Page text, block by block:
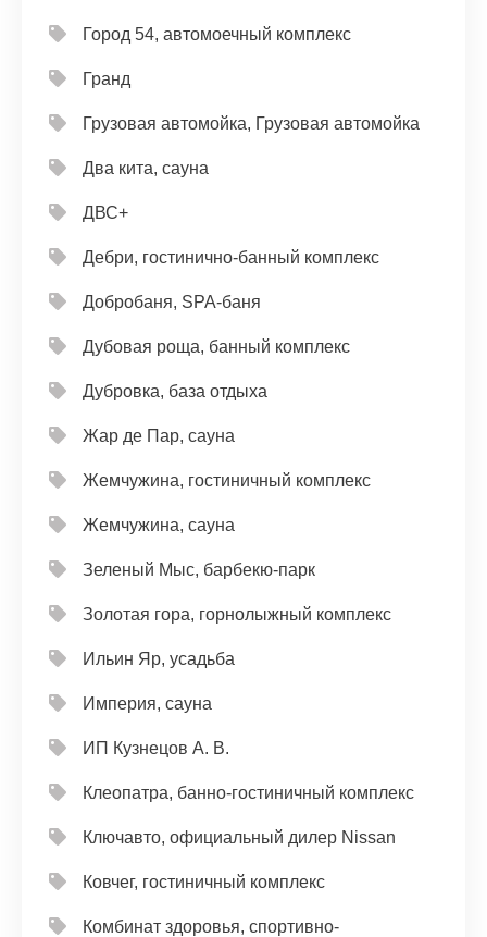
Город 54, автомоечный комплекс
Гранд
Грузовая автомойка, Грузовая автомойка
Два кита, сауна
ДВС+
Дебри, гостинично-банный комплекс
Добробаня, SPA-баня
Дубовая роща, банный комплекс
Дубровка, база отдыха
Жар де Пар, сауна
Жемчужина, гостиничный комплекс
Жемчужина, сауна
Зеленый Мыс, барбекю-парк
Золотая гора, горнолыжный комплекс
Ильин Яр, усадьба
Империя, сауна
ИП Кузнецов А. В.
Клеопатра, банно-гостиничный комплекс
Ключавто, официальный дилер Nissan
Ковчег, гостиничный комплекс
Комбинат здоровья, спортивно-